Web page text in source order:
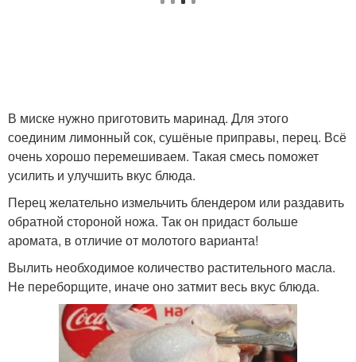
В миске нужно приготовить маринад. Для этого
соединим лимонный сок, сушёные приправы, перец. Всё
очень хорошо перемешиваем. Такая смесь поможет
усилить и улучшить вкус блюда.
Перец желательно измельчить блендером или раздавить
обратной стороной ножа. Так он придаст больше
аромата, в отличие от молотого варианта!
Вылить необходимое количество растительного масла.
Не переборщите, иначе оно затмит весь вкус блюда.